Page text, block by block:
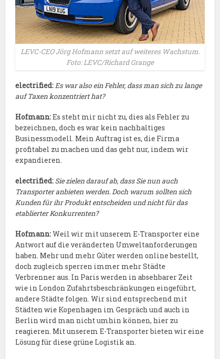
LEVC-CEO Jörg Hofmann setzt auf weiteres Wachstum.
Foto: LEVC/Richard Grange
electrified:Es war also ein Fehler, dass man sich zu lange
auf Taxen konzentriert hat?
Hofmann:Es steht mir nicht zu, dies als Fehler zu
bezeichnen, doch es war kein nachhaltiges
Businessmodell. Mein Auftrag ist es, die Firma
profitabel zu machen und das geht nur, indem wir
expandieren.
electrified: Sie zielen darauf ab, dass Sie nun auch
Transporter anbieten werden. Doch warum sollten sich
Kunden für ihr Produkt entscheiden und nicht für das
etablierter Konkurrenten?
Hofmann:Weil wir mit unserem E-Transporter eine
Antwort auf die veränderten Umweltanforderungen
haben. Mehr und mehr Güter werden online bestellt,
doch zugleich sperren immer mehr Städte
Verbrenner aus. In Paris werden in absehbarer Zeit
wie in London Zufahrtsbeschränkungen eingeführt,
andere Städte folgen. Wir sind entsprechend mit
Städten wie Kopenhagen im Gespräch und auch in
Berlin wird man nicht umhin können, hier zu
reagieren. Mit unserem E-Transporter bieten wir eine
Lösung für diese grüne Logistik an.